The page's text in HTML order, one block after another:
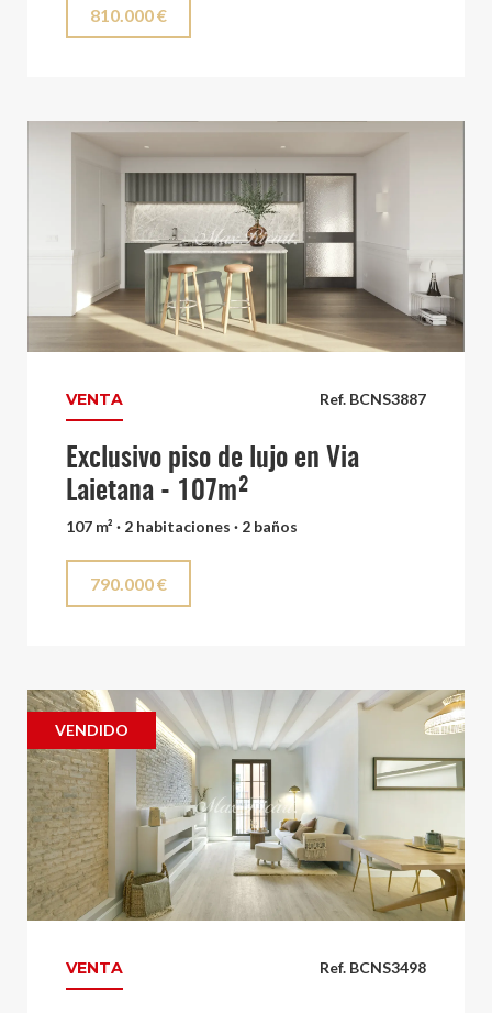
810.000 €
Ref. BCNS3887
VENTA
Exclusivo piso de lujo en Via
Laietana - 107m²
107 m² · 2 habitaciones · 2 baños
790.000 €
VENDIDO
Ref. BCNS3498
VENTA